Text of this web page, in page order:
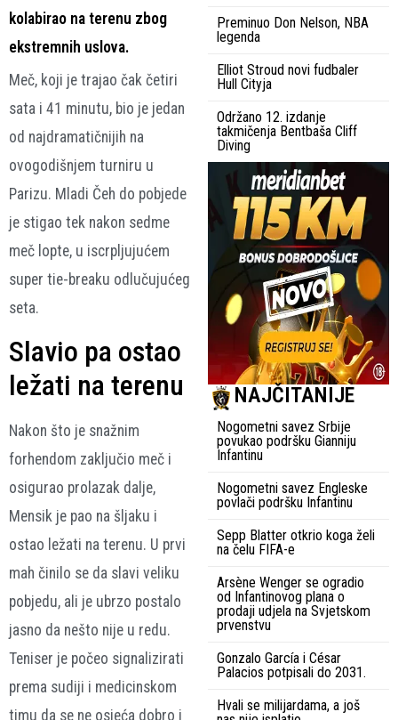
kolabirao na terenu zbog
ekstremnih uslova.
Meč, koji je trajao čak četiri
sata i 41 minutu, bio je jedan
od najdramatičnijih na
ovogodišnjem turniru u
Parizu. Mladi Čeh do pobjede
je stigao tek nakon sedme
meč lopte, u iscrpljujućem
super tie-breaku odlučujućeg
seta.
Slavio pa ostao
ležati na terenu
Nakon što je snažnim
forhendom zaključio meč i
osigurao prolazak dalje,
Mensik je pao na šljaku i
ostao ležati na terenu. U prvi
mah činilo se da slavi veliku
pobjedu, ali je ubrzo postalo
jasno da nešto nije u redu.
Teniser je počeo signalizirati
prema sudiji i medicinskom
timu da se ne osjeća dobro i
Preminuo Don Nelson, NBA
legenda
Elliot Stroud novi fudbaler
Hull Cityja
Održano 12. izdanje
takmičenja Bentbaša Cliff
Diving
NAJČITANIJE
Nogometni savez Srbije
povukao podršku Gianniju
Infantinu
Nogometni savez Engleske
povlači podršku Infantinu
Sepp Blatter otkrio koga želi
na čelu FIFA-e
Arsène Wenger se ogradio
od Infantinovog plana o
prodaji udjela na Svjetskom
prvenstvu
Gonzalo García i César
Palacios potpisali do 2031.
Hvali se milijardama, a još